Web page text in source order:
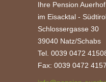
Ihre Pension
im Eisacktal -
Schlossergasse 30
39040 Natz/Schabs
Tel. 0039 0472
Fax: 0039 0472